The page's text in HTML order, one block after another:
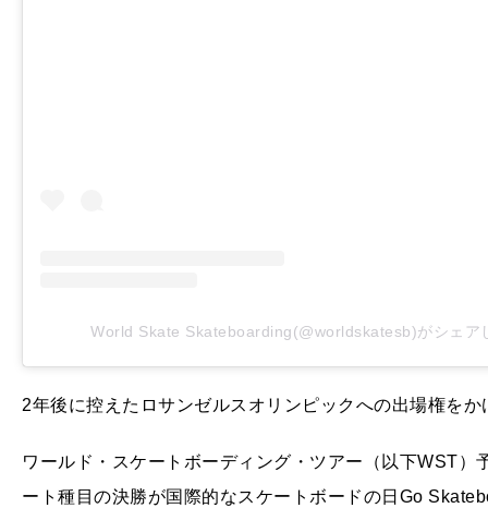
World Skate Skateboarding(@worldskatesb)がシェア
2年後に控えたロサンゼルスオリンピックへの出場権をか
ワールド・スケートボーディング・ツアー（以下WST
ート種目の決勝が国際的なスケートボードの日Go